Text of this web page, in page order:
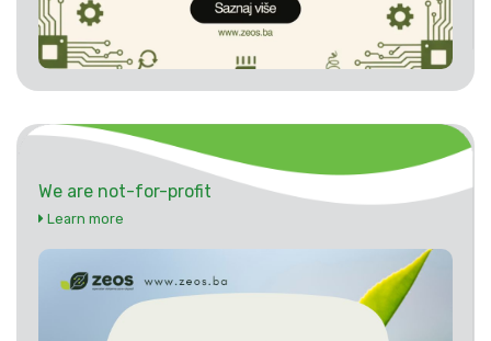
We are not-for-profit
Learn more